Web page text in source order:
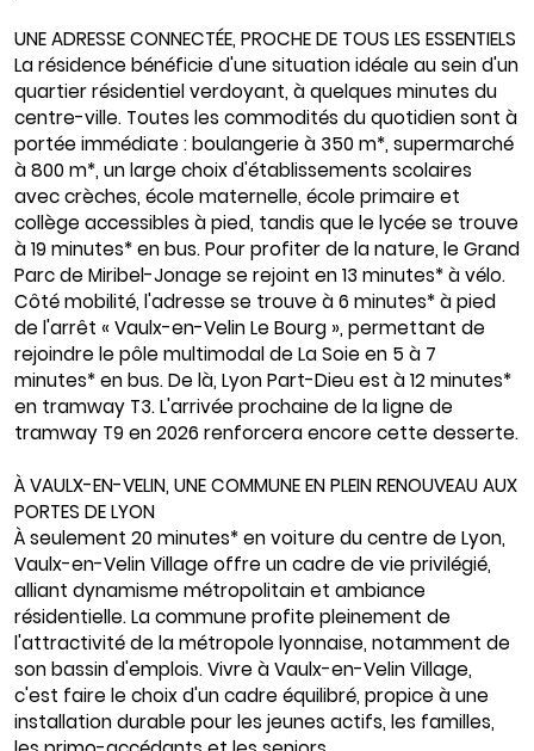
UNE ADRESSE CONNECTÉE, PROCHE DE TOUS LES ESSENTIELS
La résidence bénéficie d'une situation idéale au sein d'un
quartier résidentiel verdoyant, à quelques minutes du
centre-ville. Toutes les commodités du quotidien sont à
portée immédiate : boulangerie à 350 m*, supermarché
à 800 m*, un large choix d'établissements scolaires
avec crèches, école maternelle, école primaire et
collège accessibles à pied, tandis que le lycée se trouve
à 19 minutes* en bus. Pour profiter de la nature, le Grand
Parc de Miribel-Jonage se rejoint en 13 minutes* à vélo.
Côté mobilité, l'adresse se trouve à 6 minutes* à pied
de l'arrêt « Vaulx-en-Velin Le Bourg », permettant de
rejoindre le pôle multimodal de La Soie en 5 à 7
minutes* en bus. De là, Lyon Part-Dieu est à 12 minutes*
en tramway T3. L'arrivée prochaine de la ligne de
tramway T9 en 2026 renforcera encore cette desserte.
À VAULX-EN-VELIN, UNE COMMUNE EN PLEIN RENOUVEAU AUX
PORTES DE LYON
À seulement 20 minutes* en voiture du centre de Lyon,
Vaulx-en-Velin Village offre un cadre de vie privilégié,
alliant dynamisme métropolitain et ambiance
résidentielle. La commune profite pleinement de
l'attractivité de la métropole lyonnaise, notamment de
son bassin d'emplois. Vivre à Vaulx-en-Velin Village,
c'est faire le choix d'un cadre équilibré, propice à une
installation durable pour les jeunes actifs, les familles,